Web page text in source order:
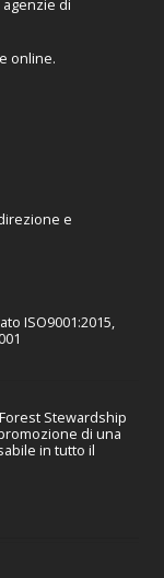
di
online.
e
ISO9001:2015,
Stewardship
di una
in tutto il